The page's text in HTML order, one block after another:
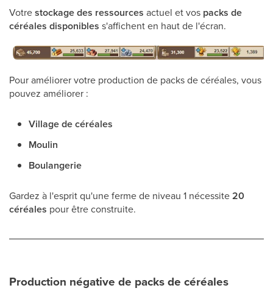
Votrestockage des ressources actuel et vos packs de
céréales disponibles s'affichent en haut de l'écran.
Pour améliorer votre production de packs de céréales, vous
pouvez améliorer :
Village de céréales
Moulin
Boulangerie
Gardez à l'esprit qu'une ferme de niveau 1 nécessite20
céréales pour être construite.
Production négative de packs de céréales